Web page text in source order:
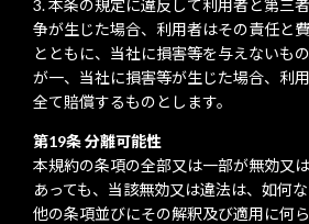
本条の規定に違反して利用者と第三
争が生じた場合、利用者はその責任と
とともに、当社に損害等を与えないも
が一、当社に損害等が生じた場合、利
全て賠償するものとします。
第19条 分離可能性
本規約の条項の全部又は一部が無効又
あっても、当該無効又は違法は、如何
他の条項並びにその解釈及び適用に何